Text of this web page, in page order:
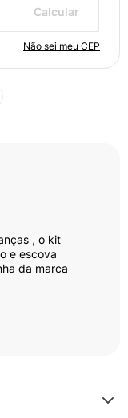
Não sei meu CEP
Calcular
, o kit
e escova
da marca
hora de